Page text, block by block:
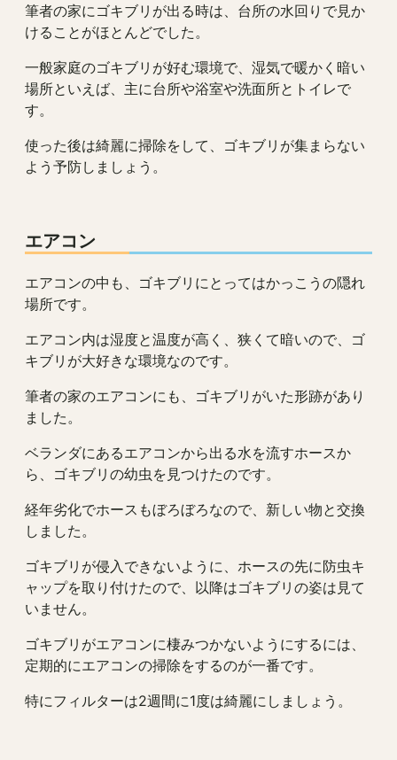
筆者の家にゴキブリが出る時は、台所の水回りで見か
けることがほとんどでした。
一般家庭のゴキブリが好む環境で、湿気で暖かく暗い
場所といえば、主に台所や浴室や洗面所とトイレで
す。
使った後は綺麗に掃除をして、ゴキブリが集まらない
よう予防しましょう。
エアコン
エアコンの中も、ゴキブリにとってはかっこうの隠れ
場所です。
エアコン内は湿度と温度が高く、狭くて暗いので、ゴ
キブリが大好きな環境なのです。
筆者の家のエアコンにも、ゴキブリがいた形跡があり
ました。
ベランダにあるエアコンから出る水を流すホースか
ら、ゴキブリの幼虫を見つけたのです。
経年劣化でホースもぼろぼろなので、新しい物と交換
しました。
ゴキブリが侵入できないように、ホースの先に防虫キ
ャップを取り付けたので、以降はゴキブリの姿は見て
いません。
ゴキブリがエアコンに棲みつかないようにするには、
定期的にエアコンの掃除をするのが一番です。
特にフィルターは2週間に1度は綺麗にしましょう。